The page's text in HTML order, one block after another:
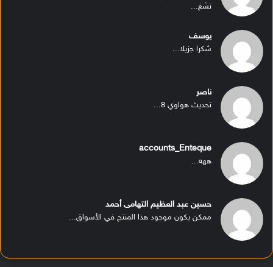
تشغ...
يوسف
شكرا جزيلا...
ناصر
تحديث هواوي 8...
accounts_Enteque
ههه...
حسين عبد العظيم التهامى أحمد
ممكن يكون موجود هذا المنتج في الأسواق...